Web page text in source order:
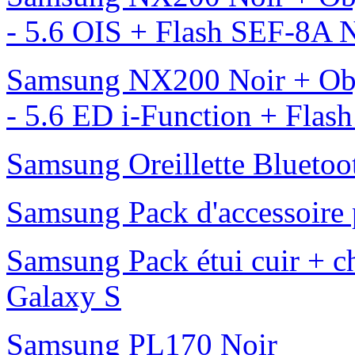
- 5.6 OIS + Flash SEF-8A
Samsung NX200 Noir +
- 5.6 ED i-Function +
Samsung Oreillette
Samsung Pack
Samsung Pack étui cuir +
Galaxy S
Samsung PL170 Noir